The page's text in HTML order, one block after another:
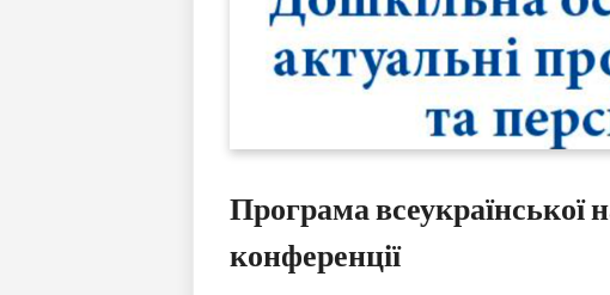
Програма всеукраїнської
конференції